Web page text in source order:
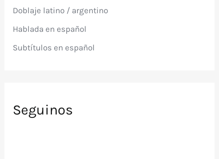
o
:
Doblaje latino / argentino
Hablada en español
Subtítulos en español
Seguinos